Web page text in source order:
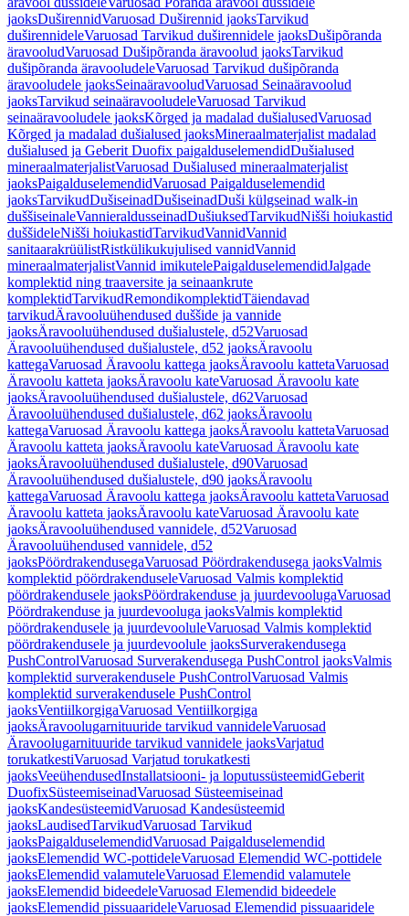
jaoksDuširennidVaruosad Duširennid jaoksTarvikud
duširennideleVaruosad Tarvikud duširennidele jaoksDušipõranda
äravooludVaruosad Dušipõranda äravoolud jaoksTarvikud
dušipõranda äravooludeleVaruosad Tarvikud dušipõranda
äravooludele jaoksSeinaäravooludVaruosad Seinaäravoolud
jaoksTarvikud seinaäravooludeleVaruosad Tarvikud
seinaäravooludele jaoksKõrged ja madalad dušialusedVaruosad
Kõrged ja madalad dušialused jaoksMineraalmaterjalist madalad
dušialused ja Geberit Duofix paigalduselemendidDušialused
mineraalmaterjalistVaruosad Dušialused mineraalmaterjalist
jaoksPaigalduselemendidVaruosad Paigalduselemendid
jaoksTarvikudDušiseinadDušiseinadDuši külgseinad walk-in
duššiseinaleVannieraldusseinadDušiuksedTarvikudNišši hoiukastid
duššideleNišši hoiukastidTarvikudVannidVannid
sanitaarakrüülistRistkülikukujulised vannidVannid
mineraalmaterjalistVannid imikutelePaigalduselemendidJalgade
komplektid ning traaversite ja seinaankrute
komplektidTarvikudRemondikomplektidTäiendavad
tarvikudÄravooluühendused duššide ja vannide
jaoksÄravooluühendused dušialustele, d52Varuosad
Äravooluühendused dušialustele, d52 jaoksÄravoolu
kattegaVaruosad Äravoolu kattega jaoksÄravoolu kattetaVaruosad
Äravoolu katteta jaoksÄravoolu kateVaruosad Äravoolu kate
jaoksÄravooluühendused dušialustele, d62Varuosad
Äravooluühendused dušialustele, d62 jaoksÄravoolu
kattegaVaruosad Äravoolu kattega jaoksÄravoolu kattetaVaruosad
Äravoolu katteta jaoksÄravoolu kateVaruosad Äravoolu kate
jaoksÄravooluühendused dušialustele, d90Varuosad
Äravooluühendused dušialustele, d90 jaoksÄravoolu
kattegaVaruosad Äravoolu kattega jaoksÄravoolu kattetaVaruosad
Äravoolu katteta jaoksÄravoolu kateVaruosad Äravoolu kate
jaoksÄravooluühendused vannidele, d52Varuosad
Äravooluühendused vannidele, d52
jaoksPöördrakendusegaVaruosad Pöördrakendusega jaoksValmis
komplektid pöördrakenduseleVaruosad Valmis komplektid
pöördrakendusele jaoksPöördrakenduse ja juurdevoolugaVaruosad
Pöördrakenduse ja juurdevooluga jaoksValmis komplektid
pöördrakendusele ja juurdevooluleVaruosad Valmis komplektid
pöördrakendusele ja juurdevoolule jaoksSurverakendusega
PushControlVaruosad Surverakendusega PushControl jaoksValmis
komplektid surverakendusele PushControlVaruosad Valmis
komplektid surverakendusele PushControl
jaoksVentiilkorgigaVaruosad Ventiilkorgiga
jaoksÄravoolugarnituuride tarvikud vannideleVaruosad
Äravoolugarnituuride tarvikud vannidele jaoksVarjatud
torukatkestiVaruosad Varjatud torukatkesti
jaoksVeeühendusedInstallatsiooni- ja loputussüsteemidGeberit
DuofixSüsteemiseinadVaruosad Süsteemiseinad
jaoksKandesüsteemidVaruosad Kandesüsteemid
jaoksLaudisedTarvikudVaruosad Tarvikud
jaoksPaigalduselemendidVaruosad Paigalduselemendid
jaoksElemendid WC-pottideleVaruosad Elemendid WC-pottidele
jaoksElemendid valamuteleVaruosad Elemendid valamutele
jaoksElemendid bideedeleVaruosad Elemendid bideedele
jaoksElemendid pissuaarideleVaruosad Elemendid pissuaaridele